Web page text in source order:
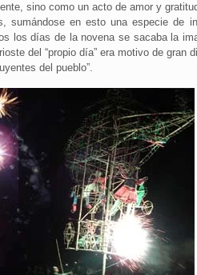
sino como un acto de amor y
sumándose en esto una especie de
los días de la novena se sacaba la
del “propio día” era motivo de gran
del pueblo”.